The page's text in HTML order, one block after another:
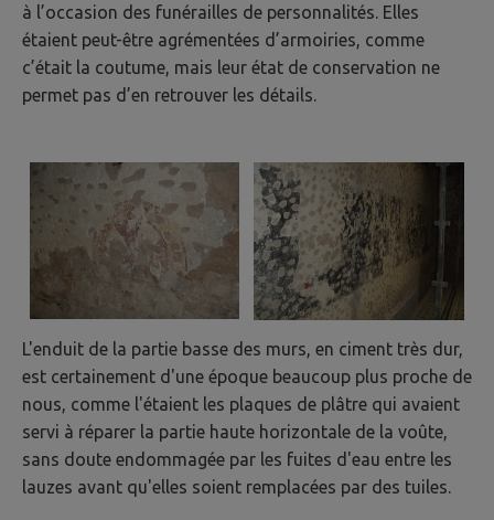
à l’occasion des funérailles de personnalités. Elles
étaient peut-être agrémentées d’armoiries, comme
c’était la coutume, mais leur état de conservation ne
permet pas d’en retrouver les détails.
L'enduit de la partie basse des murs, en ciment très dur,
est certainement d'une époque beaucoup plus proche de
nous, comme l'étaient les plaques de plâtre qui avaient
servi à réparer la partie haute horizontale de la voûte,
sans doute endommagée par les fuites d'eau entre les
lauzes avant qu'elles soient remplacées par des tuiles.